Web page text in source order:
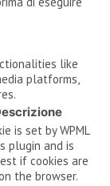
like
platforms,
is set by WPML
plugin and is
if cookies are
the browser.